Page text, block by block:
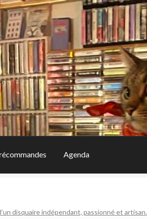
Agenda
disquaire indépendant, passionné et artisan.